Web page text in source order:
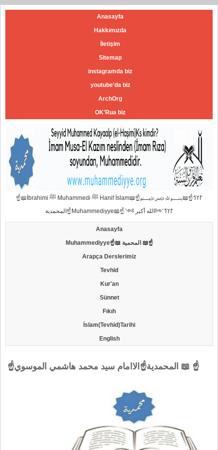
Anasayfa
Hakkımızda
İletişim
Sitemap
instagramda biz
youtube'da biz
ArchOrg
OK'Rua biz
☝📖İbrahimi ﷺ Muhammedi ﷺ Hanif İslam📖☝﷽𐰃𐰠𐰯☝📖
المحمدية☝Muhammediyye📖☝𐰃𐰠𐰯༺الله أكبر ༻
Anasayfa
Muhammediyye☝📖 المحمية 📖☝
Arapça Derslerimiz
Tevhid
Kur'an
Sünnet
Fıkıh
İslam(Tevhid)Tarihi
English
☝المحمدية☝الاامام سيد محمد هاشمي الموسوي 📖 ☝